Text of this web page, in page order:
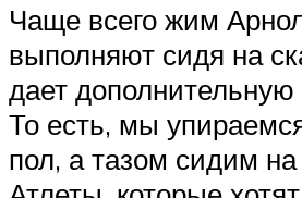
Чаще всего жим
выполняют сидя на
дает дополнительную
То есть, мы
пол, а тазом сидим